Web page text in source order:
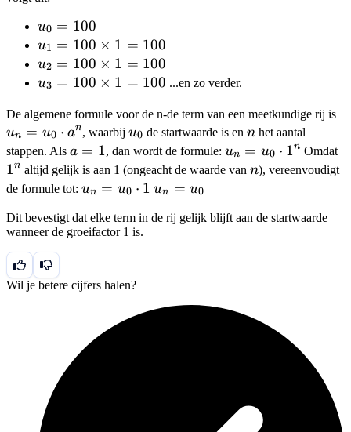
u_0
=
100
u0 = 100
u_1 =
100
\times
100
u1 = 100 × 1 = 100
u_2 =
100
1 =
100
u2 = 100 × 1 = 100
u_3 =
\times
1 =
100
u3 = 100 × 1 = 100 ...en zo verder.
De algemene formule voor de n-de term van een meetkundige rij is
un = u0 ⋅ an, waarbiju_0
u0 de startwaarde is enn
n het aantal
stappen. Als a=1
a = 1, dan wordt de formule: u_n
=
1^n
un = u0 ⋅ 1n Omdat
1n altijd gelijk is aan 1 (ongeacht de waarde van n
n), vereenvoudigt
de formule tot: u_n
u_0
\cdot
un = u0 ⋅ 1 u_n
u_0
un = u0
Dit bevestigt dat elke term in de rij gelijk blijft aan de startwaarde
wanneer de groeifactor 1 is.
Wil je betere cijfers halen?